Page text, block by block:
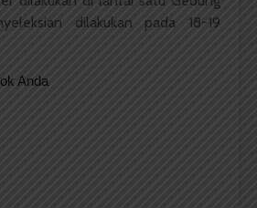
dilakukan pada 18-19
Anda